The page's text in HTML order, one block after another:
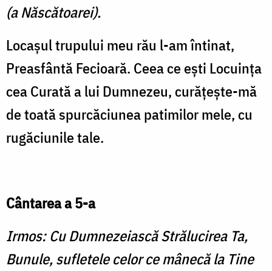
(a Născătoarei).
Locaşul trupului meu rău l-am întinat,
Preasfântă Fecioară. Ceea ce eşti Locuinţa
cea Curată a lui Dumnezeu, curăţeşte-mă
de toată spurcăciunea patimilor mele, cu
rugăciunile tale.
Cântarea a 5-a
Irmos: Cu Dumnezeiască Strălucirea Ta,
Bunule, sufletele celor ce mânecă la Tine